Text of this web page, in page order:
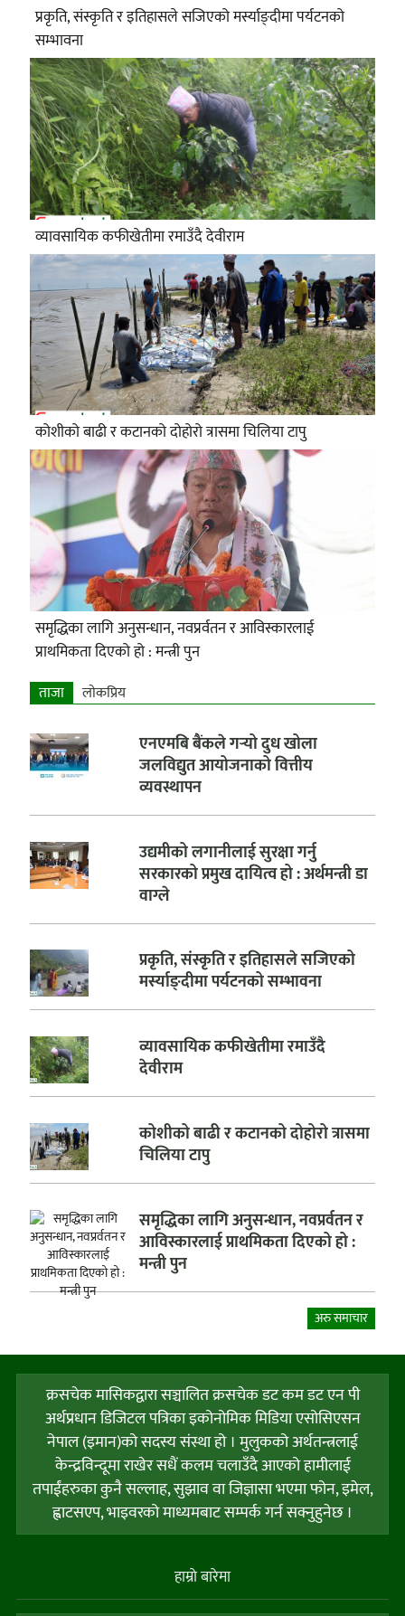
प्रकृति, संस्कृति र इतिहासले सजिएको मर्स्याङ्दीमा पर्यटनको
सम्भावना
व्यावसायिक कफीखेतीमा रमाउँदै देवीराम
कोशीको बाढी र कटानको दोहोरो त्रासमा चिलिया टापु
समृद्धिका लागि अनुसन्धान, नवप्रर्वतन र आविस्कारलाई
प्राथमिकता दिएको हो : मन्त्री पुन
ताजा लाेकप्रिय
एनएमबि बैंकले गर्‍यो दुध खोला
जलविद्युत आयोजनाको वित्तीय
व्यवस्थापन
उद्यमीको लगानीलाई सुरक्षा गर्नु
सरकारको प्रमुख दायित्व हो : अर्थमन्त्री डा
वाग्ले
प्रकृति, संस्कृति र इतिहासले सजिएको
मर्स्याङ्दीमा पर्यटनको सम्भावना
व्यावसायिक कफीखेतीमा रमाउँदै
देवीराम
कोशीको बाढी र कटानको दोहोरो त्रासमा
चिलिया टापु
समृद्धिका लागि अनुसन्धान, नवप्रर्वतन र
आविस्कारलाई प्राथमिकता दिएको हो :
मन्त्री पुन
अरु समाचार
क्रसचेक मासिकद्वारा सञ्चालित क्रसचेक डट कम डट एन पी
अर्थप्रधान डिजिटल पत्रिका इकोनोमिक मिडिया एसोसिएसन
नेपाल (इमान)को सदस्य संस्था हो । मुलुकको अर्थतन्त्रलाई
केन्द्रविन्दूमा राखेर सधैं कलम चलाउँदै आएको हामीलाई
तपाईंहरुका कुनै सल्लाह, सुझाव वा जिज्ञासा भएमा फोन, इमेल,
ह्वाटसएप, भाइवरको माध्यमबाट सम्पर्क गर्न सक्नुहुनेछ ।
हाम्राे बारेमा